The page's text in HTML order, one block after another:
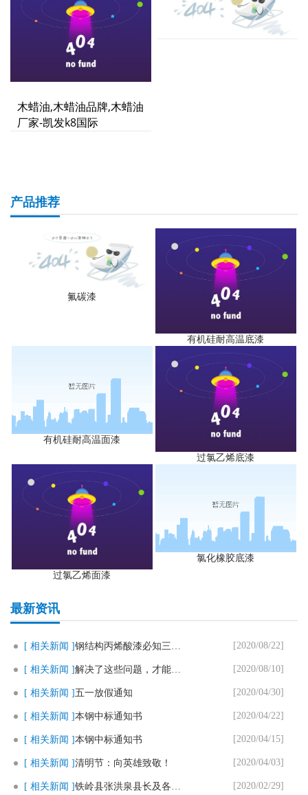
木蜡油,木蜡油品牌,木蜡油
厂家-凯发k8国际
产品推荐
氟碳漆
有机硅耐高温底漆
有机硅耐高温面漆
过氯乙烯底漆
过氯乙烯面漆
氯化橡胶底漆
最新资讯
[ 相关新闻 ] 钢结构丙烯酸漆必知三个要点 [2020/08/22]
[ 相关新闻 ] 解决了这些问题，才能用好马路划.. [2020/08/10]
[ 相关新闻 ]五一放假通知 [2020/04/30]
[ 相关新闻 ]本钢中标通知书 [2020/04/22]
[ 相关新闻 ]本钢中标通知书 [2020/04/15]
[ 相关新闻 ]清明节：向英雄致敬！ [2020/04/03]
[ 相关新闻 ] 铁岭县张洪泉县长及各部门领导一.. [2020/02/29]